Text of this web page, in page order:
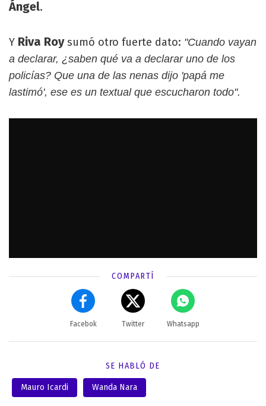
Ángel.
Y Riva Roysumó otro fuerte dato: "Cuando vayan
a declarar, ¿saben qué va a declarar uno de los
policías? Que una de las nenas dijo 'papá me
lastimó', ese es un textual que escucharon todo".
COMPARTÍ
Facebok Twitter Whatsapp
SE HABLÓ DE
Mauro Icardi Wanda Nara